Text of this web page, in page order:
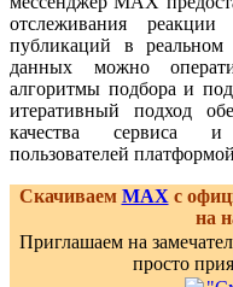
отслеживания
публикаций в
данных можно
алгоритмы подбора и
итеративный подход
качества сервиса и
пользователей
Скачиваем MAXс
на
Приглашаем на
просто